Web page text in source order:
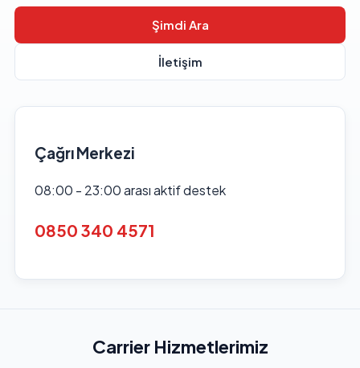
Şimdi Ara
İletişim
Çağrı Merkezi
08:00 - 23:00 arası aktif destek
0850 340 4571
Carrier Hizmetlerimiz